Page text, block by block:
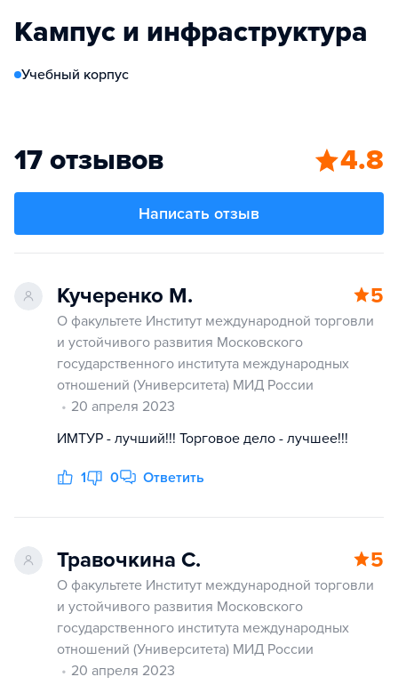
Кампус и инфраструктура
Учебный корпус
17 отзывов 4.8
Написать отзыв
Кучеренко М. 5
О факультете Институт международной торговли
и устойчивого развития Московского
государственного института международных
отношений (Университета) МИД России
20 апреля 2023
ИМТУР - лучший!!! Торговое дело - лучшее!!!
1 0 Ответить
Травочкина С. 5
О факультете Институт международной торговли
и устойчивого развития Московского
государственного института международных
отношений (Университета) МИД России
20 апреля 2023